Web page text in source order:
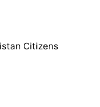
Citizens